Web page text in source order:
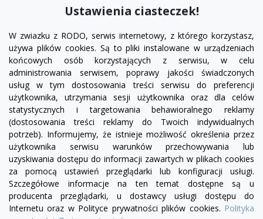
FacebookYouTubePinterest
Ustawienia ciasteczek!
W zwiazku z RODO, serwis internetowy, z którego korzystasz,
używa plików cookies. Są to pliki instalowane w urządzeniach
końcowych osób korzystających z serwisu, w celu
administrowania serwisem, poprawy jakości świadczonych
usług w tym dostosowania treści serwisu do preferencji
użytkownika, utrzymania sesji użytkownika oraz dla celów
statystycznych i targetowania behawioralnego reklamy
(dostosowania treści reklamy do Twoich indywidualnych
potrzeb). Informujemy, że istnieje możliwość określenia przez
użytkownika serwisu warunków przechowywania lub
uzyskiwania dostępu do informacji zawartych w plikach cookies
za pomocą ustawień przeglądarki lub konfiguracji usługi.
Szczegółowe informacje na ten temat dostępne są u
producenta przeglądarki, u dostawcy usługi dostępu do
Internetu oraz w Polityce prywatności plików cookies. Polityka
PRODUKTY

INFORMACJE
